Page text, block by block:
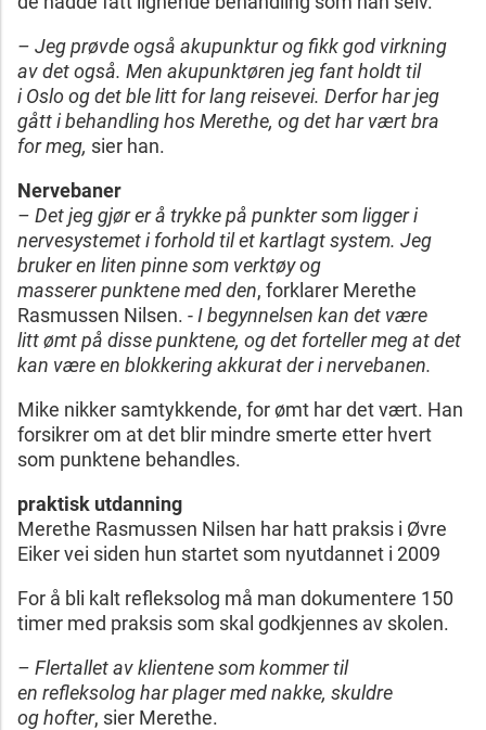
– Jeg prøvde også akupunktur og fikk god virkning
av det også. Men akupunktøren jeg fant holdt til
i Oslo og det ble litt for lang reisevei. Derfor har jeg
gått i behandling hos Merethe, og det har vært bra
for meg, sier han.
Nervebaner
– Det jeg gjør er å trykke på punkter som ligger i
nervesystemet i forhold til et kartlagt system. Jeg
bruker en liten pinne som verktøy og
masserer punktene med den, forklarer Merethe
Rasmussen Nilsen. - I begynnelsen kan det være
litt ømt på disse punktene, og det forteller meg at det
kan være en blokkering akkurat der i nervebanen.
Mike nikker samtykkende, for ømt har det vært. Han
forsikrer om at det blir mindre smerte etter hvert
som punktene behandles.
praktisk utdanning
Merethe Rasmussen Nilsen har hatt praksis i Øvre
Eiker vei siden hun startet som nyutdannet i 2009
For å bli kalt refleksolog må man dokumentere 150
timer med praksis som skal godkjennes av skolen.
– Flertallet av klientene som kommer til
en refleksolog har plager med nakke, skuldre
og hofter, sier Merethe.